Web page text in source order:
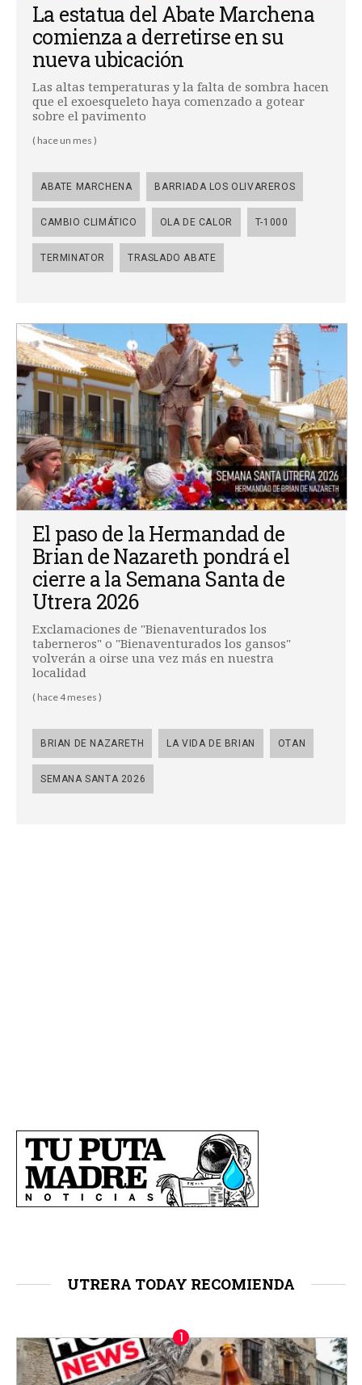
La estatua del Abate Marchena
comienza a derretirse en su
nueva ubicación
Las altas temperaturas y la falta de sombra hacen
que el exoesqueleto haya comenzado a gotear
sobre el pavimento
( hace un mes )
ABATE MARCHENA BARRIADA LOS OLIVAREROS
CAMBIO CLIMÁTICO OLA DE CALOR T-1000
TERMINATOR TRASLADO ABATE
El paso de la Hermandad de
Brian de Nazareth pondrá el
cierre a la Semana Santa de
Utrera 2026
Exclamaciones de "Bienaventurados los
taberneros" o "Bienaventurados los gansos"
volverán a oirse una vez más en nuestra
localidad
( hace 4 meses )
BRIAN DE NAZARETH LA VIDA DE BRIAN OTAN
SEMANA SANTA 2026
UTRERA TODAY RECOMIENDA